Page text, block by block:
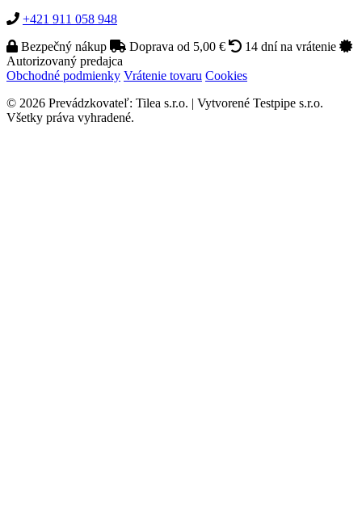
+421 911 058 948
Bezpečný nákup
Doprava od 5,00 €
14 dní na vrátenie
Autorizovaný predajca
Obchodné podmienky Vrátenie tovaru Cookies
© 2026 Prevádzkovateľ: Tilea s.r.o. | Vytvorené Testpipe s.r.o.
Všetky práva vyhradené.